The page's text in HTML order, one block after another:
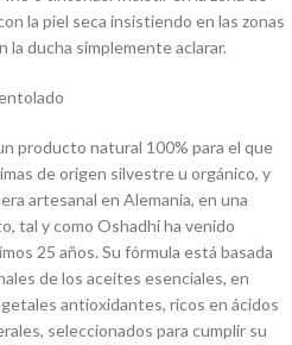
la piel seca insistiendo en las zonas
la ducha simplemente aclarar.
producto natural 100% para el que
de origen silvestre u orgánico, y
artesanal en Alemania, en una
tal y como Oshadhi ha venido
25 años. Su fórmula está basada
de los aceites esenciales, en
antioxidantes, ricos en ácidos
seleccionados para cumplir su